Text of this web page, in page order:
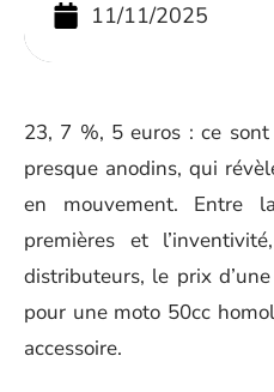
11/11/2025
23, 7 %, 5 euros : ce
presque anodins, qui
en mouvement. Entre
premières et
distributeurs, le prix
pour une moto 50cc
accessoire.